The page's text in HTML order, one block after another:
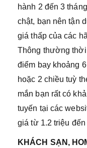
hành 2 đến 3
chật, bạn nên tận
giá thấp của các
Thông thường
điểm bay khoảng
hoặc 2 chiều tuỳ
mắn bạn rất có
tuyến tại các
giá từ 1.2 triệu đến
KHÁCH SẠN,